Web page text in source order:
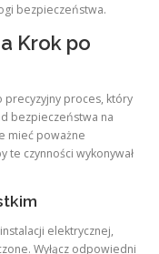
bezpieczeństwa.
Krok po
precyzyjny proces, który
bezpieczeństwa na
mieć poważne
te czynności wykonywał
elektrycznej,
Wyłącz odpowiedni